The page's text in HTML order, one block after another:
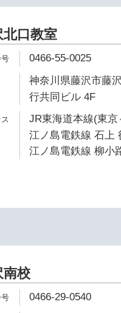
北口教室
0466-55-0025
神奈川県藤沢市藤
行共同ビル 4F
JR東海道本線(東
江ノ島電鉄線 石上
江ノ島電鉄線 柳小
南校
0466-29-0540